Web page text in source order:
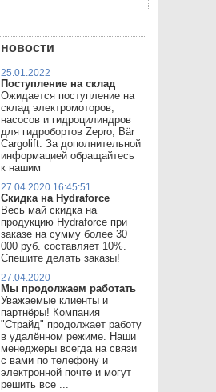
новости
25.01.2022
Поступление на склад
Ожидается поступление на
склад электромоторов,
насосов и гидроцилиндров
для гидробортов Zepro, Bär
Cargolift. За дополнительной
информацией обращайтесь
к нашим
27.04.2020 16:45:51
Скидка на Hydraforce
Весь май скидка на
продукцию Hydraforce при
заказе на сумму более 30
000 руб. составляет 10%.
Спешите делать заказы!
27.04.2020
Мы продолжаем работать
Уважаемые клиенты и
партнёры! Компания
"Страйд" продолжает работу
в удалённом режиме. Наши
менеджеры всегда на связи
с вами по телефону и
электронной почте и могут
решить все ...